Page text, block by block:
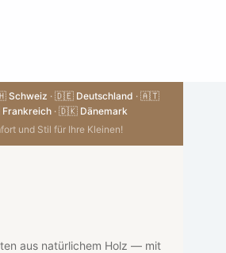
Schweiz · 🇩🇪 Deutschland · 🇦🇹
·🇩🇰 Dänemark
und Stil für Ihre Kleinen!
aus natürlichem Holz — mit